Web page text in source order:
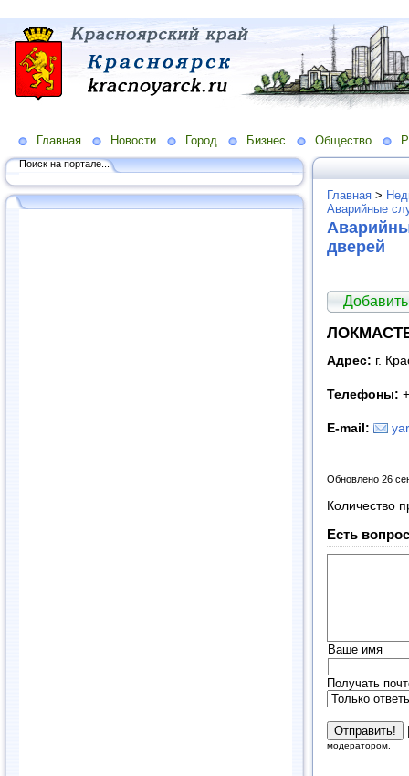
Главная Новости Город Бизнес Общество
Поиск на портале...
Главная >
Аварийные
дверей
Адрес: г.
Телефоны:
E-mail:
Обновлено 26
Количество
Есть
Ваше имя
Получать
модератором.